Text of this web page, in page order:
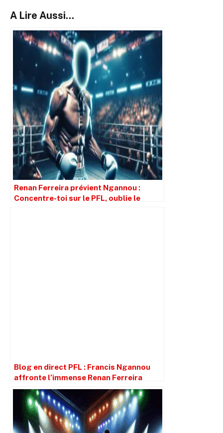
A Lire Aussi...
Renan Ferreira prévient Ngannou :
Concentre-toi sur le PFL, oublie le
Blog en direct PFL : Francis Ngannou
affronte l’immense Renan Ferreira